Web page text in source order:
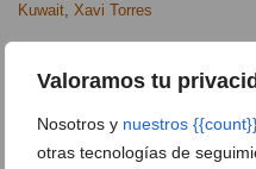
Valoramos tu
Nosotros y nuestros
otras tecnologías de
Kuwait, Xavi Torres
ARTÍCULOS